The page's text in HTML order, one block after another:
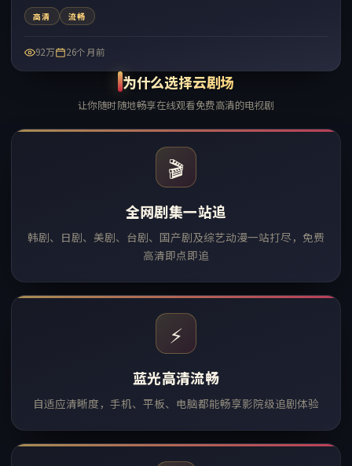
高清 流畅
92万 26个月前
为什么选择云剧场
让你随时随地畅享在线观看免费高清的电视剧
🎬
全网剧集一站追
韩剧、日剧、美剧、台剧、国产剧及综艺动漫一站打尽，免费
高清即点即追
⚡
蓝光高清流畅
自适应清晰度，手机、平板、电脑都能畅享影院级追剧体验